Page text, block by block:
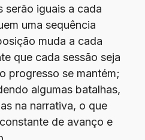
serão iguais a cada
uma sequência
muda a cada
que cada sessão seja
progresso se mantém;
algumas batalhas,
na narrativa, o que
de avanço e